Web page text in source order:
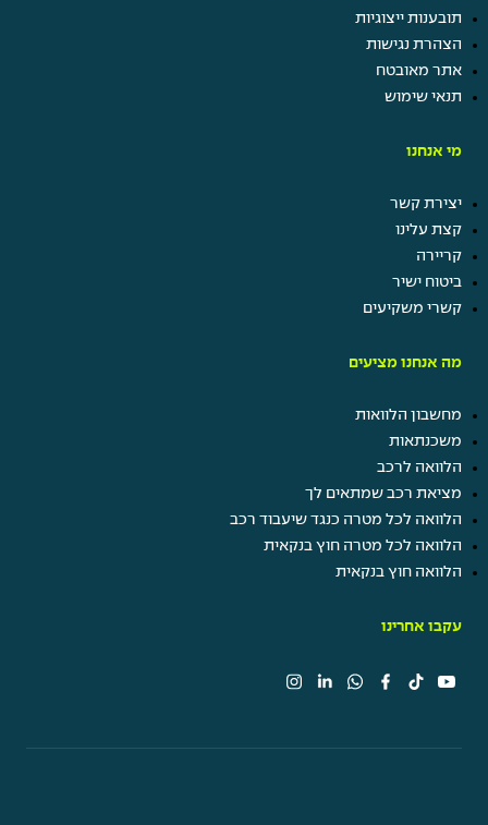
קרן מלגות
ערבי גיבוש ומסיבות
תובענות ייצוגיות
הצהרת נגישות
אתר מאובטח
תנאי שימוש
מי אנחנו
יצירת קשר
קצת עלינו
קריירה
ביטוח ישיר
קשרי משקיעים
מה אנחנו מציעים
מחשבון הלוואות
משכנתאות
הלוואה לרכב
מציאת רכב שמתאים לך
הלוואה לכל מטרה כנגד שיעבוד רכב
הלוואה לכל מטרה חוץ בנקאית
הלוואה חוץ בנקאית
עקבו אחרינו